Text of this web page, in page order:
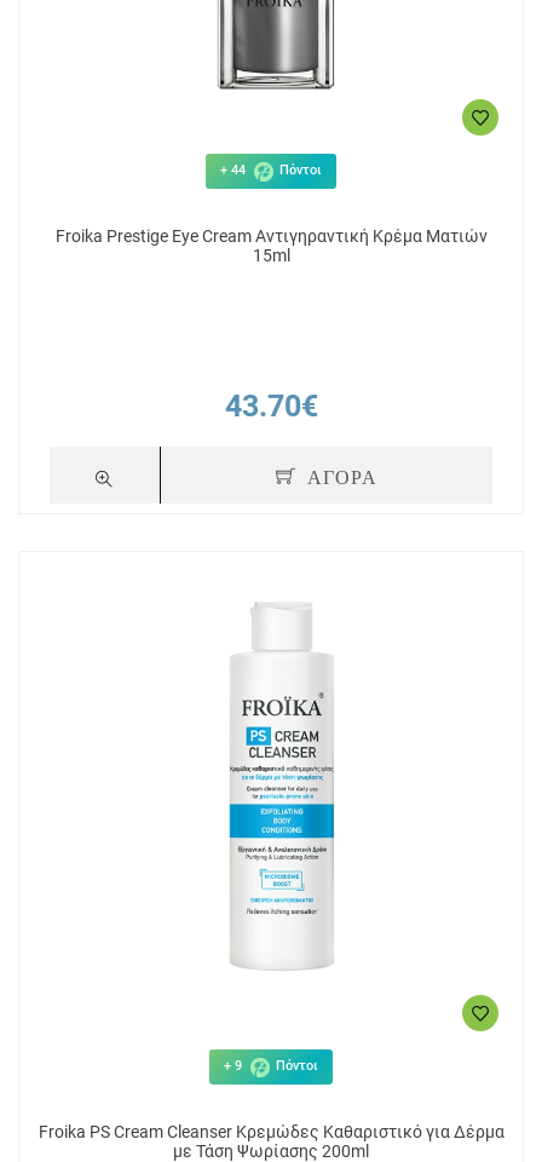
+ 44 Πόντοι
Froika Prestige Eye Cream Αντιγηραντική Κρέμα Ματιών
15ml
43.70€
ΑΓΟΡΑ
+ 9 Πόντοι
Froika PS Cream Cleanser Κρεμώδες Καθαριστικό για Δέρμα
με Τάση Ψωρίασης 200ml